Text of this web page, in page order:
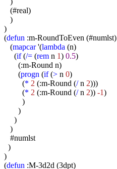
(#real)
)
)
(defun :m-RoundToEven (#numlst)
(mapcar'(lambda (n)
(if(/= (rem n 1) 0.5)
(:m-Round n)
(progn (if(> n 0)
(* 2 (:m-Round (/n 2)))
(* 2 (:m-Round (/n 2)) -1)
)
)
)
)
#numlst
)
)
(defun :M-3d2d (3dpt)